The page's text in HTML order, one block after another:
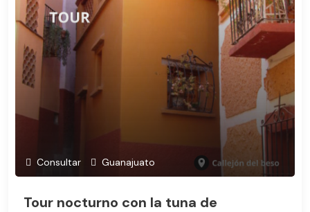
Consultar Guanajuato
Tour nocturno con la tuna de